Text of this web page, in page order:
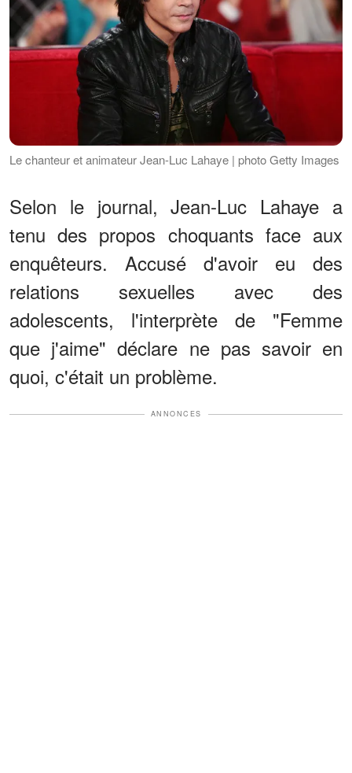
Le chanteur et animateur Jean-Luc Lahaye | photo Getty Images
Selon le journal, Jean-Luc Lahaye a
tenu des propos choquants face aux
enquêteurs. Accusé d'avoir eu des
relations sexuelles avec des
adolescents, l'interprète de "Femme
que j'aime" déclare ne pas savoir en
quoi, c'était un problème.
ANNONCES